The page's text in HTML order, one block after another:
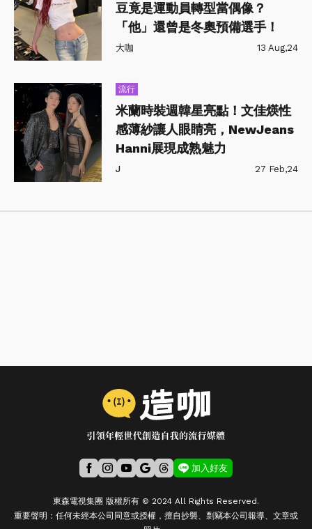
豆竟是運動員轉型當偶像？
「他」還曾是冬奧預備選手！
大咖 13 Aug,24
流行
米蘭時裝週韓星亮點！文佳煐性
感薄紗讓人眼睛亮，NewJeans
Hanni展現成熟魅力
J 27 Feb,24
加入好友
東森電視集團 版權所有 © 2024 All Rights Reserved.
重要聲明：任何未經本公司同意或授權，擅自抄襲、剽竊本公司報導、文章或